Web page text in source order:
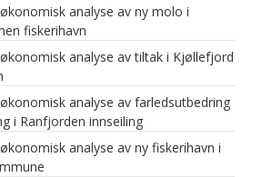
analyse av ny molo i
fiskerihavn
analyse av tiltak i Kjøllefjord
analyse av farledsutbedring
i Ranfjorden innseiling
analyse av ny fiskerihavn i